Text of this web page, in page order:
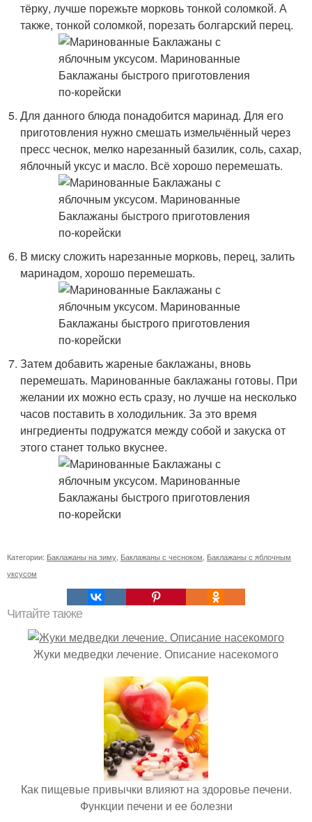
тёрку, лучше порежьте морковь тонкой соломкой. А
также, тонкой соломкой, порезать болгарский перец.
Для данного блюда понадобится маринад. Для его
приготовления нужно смешать измельчённый через
пресс чеснок, мелко нарезанный базилик, соль, сахар,
яблочный уксус и масло. Всё хорошо перемешать.
В миску сложить нарезанные морковь, перец, залить
маринадом, хорошо перемешать.
Затем добавить жареные баклажаны, вновь
перемешать. Маринованные баклажаны готовы. При
желании их можно есть сразу, но лучше на несколько
часов поставить в холодильник. За это время
ингредиенты подружатся между собой и закуска от
этого станет только вкуснее.
Категории: Баклажаны на зиму Баклажаны с чесноком Баклажаны с яблочным
уксусом
Читайте также
Жуки медведки лечение. Описание насекомого
Как пищевые привычки влияют на здоровье печени.
Функции печени и ее болезни